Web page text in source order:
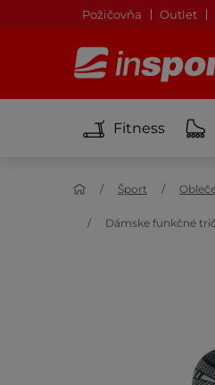
Požičovňa Outlet
Fitness
Šport
Dámske funkčné